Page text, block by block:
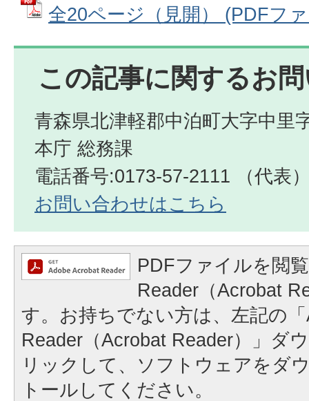
全20ページ（見開） (PDFフ
この記事に関するお
青森県北津軽郡中泊町大字中里
本庁 総務課
電話番号:0173-57-2111 （代表
お問い合わせはこちら
PDFファイルを閲
Reader（Acrobat
す。お持ちでない方は、左記の
Reader（Acrobat Reader）」ダ
リックして、ソフトウェアをダ
トールしてください。